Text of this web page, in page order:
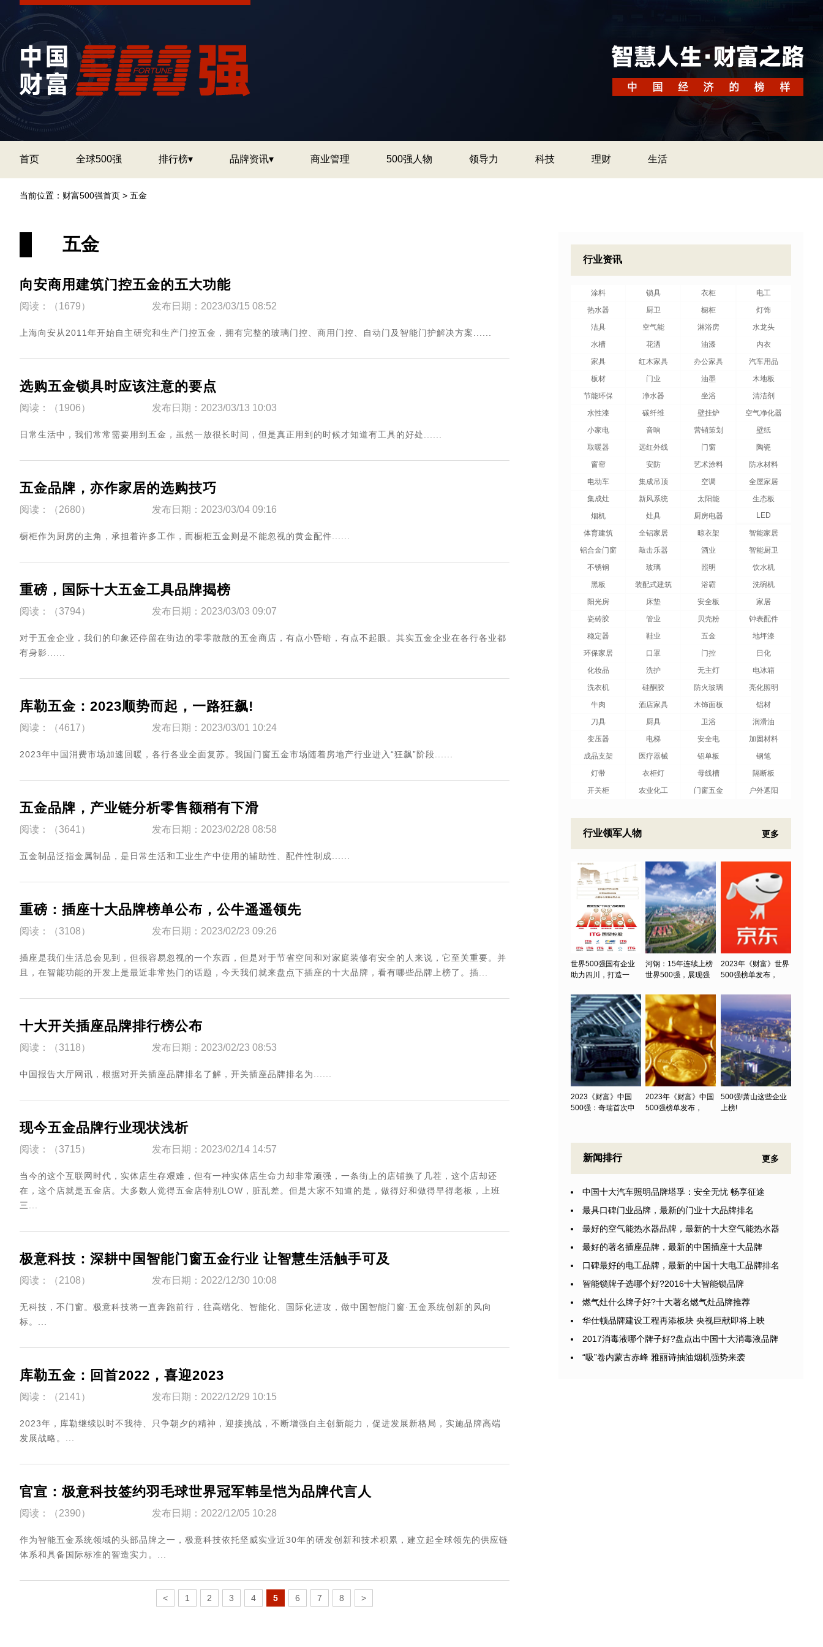
首页 全球500强 排行榜▾ 品牌资讯▾ 商业管理 500强人物 领导力 科技 理财 生活
当前位置： 财富500强首页 > 五金
五金
向安商用建筑门控五金的五大功能
阅读：（1679） 发布日期：2023/03/15 08:52
​上海向安从2011年开始自主研究和生产门控五金，拥有完整的玻璃门控、商用门控、自动门及智能门护解决方案......
选购五金锁具时应该注意的要点
阅读：（1906） 发布日期：2023/03/13 10:03
​日常生活中，我们常常需要用到五金，虽然一放很长时间，但是真正用到的时候才知道有工具的好处......
五金品牌，亦作家居的选购技巧
阅读：（2680） 发布日期：2023/03/04 09:16
​橱柜作为厨房的主角，承担着许多工作，而橱柜五金则是不能忽视的黄金配件......
重磅，国际十大五金工具品牌揭榜
阅读：（3794） 发布日期：2023/03/03 09:07
​对于五金企业，我们的印象还停留在街边的零零散散的五金商店，有点小昏暗，有点不起眼。其实五金企业在各行各业都
有身影......
库勒五金：2023顺势而起，一路狂飙!
阅读：（4617） 发布日期：2023/03/01 10:24
​2023年中国消费市场加速回暖，各行各业全面复苏。我国门窗五金市场随着房地产行业进入“狂飙”阶段......
五金品牌，产业链分析零售额稍有下滑
阅读：（3641） 发布日期：2023/02/28 08:58
五金制品泛指金属制品，是日常生活和工业生产中使用的辅助性、配件性制成......
重磅：插座十大品牌榜单公布，公牛遥遥领先
阅读：（3108） 发布日期：2023/02/23 09:26
插座是我们生活总会见到，但很容易忽视的一个东西，但是对于节省空间和对家庭装修有安全的人来说，它至关重要。并
且，在智能功能的开发上是最近非常热门的话题，今天我们就来盘点下插座的十大品牌，看有哪些品牌上榜了。插...
十大开关插座品牌排行榜公布
阅读：（3118） 发布日期：2023/02/23 08:53
​中国报告大厅网讯，根据对开关插座品牌排名了解，开关插座品牌排名为......
现今五金品牌行业现状浅析
阅读：（3715） 发布日期：2023/02/14 14:57
当今的这个互联网时代，实体店生存艰难，但有一种实体店生命力却非常顽强，一条街上的店铺换了几茬，这个店却还
在，这个店就是五金店。大多数人觉得五金店特别LOW，脏乱差。但是大家不知道的是，做得好和做得早得老板，上班
三...
极意科技：深耕中国智能门窗五金行业 让智慧生活触手可及
阅读：（2108） 发布日期：2022/12/30 10:08
无科技，不门窗。极意科技将一直奔跑前行，往高端化、智能化、国际化进攻，做中国智能门窗·五金系统创新的风向
标。...
库勒五金：回首2022，喜迎2023
阅读：（2141） 发布日期：2022/12/29 10:15
2023年，库勒继续以时不我待、只争朝夕的精神，迎接挑战，不断增强自主创新能力，促进发展新格局，实施品牌高端
发展战略。...
官宣：极意科技签约羽毛球世界冠军韩呈恺为品牌代言人
阅读：（2390） 发布日期：2022/12/05 10:28
作为智能五金系统领域的头部品牌之一，极意科技依托坚威实业近30年的研发创新和技术积累，建立起全球领先的供应链
体系和具备国际标准的智造实力。...
< 1 2 3 4 5 6 7 8 >
行业资讯
涂料 锁具 衣柜
电工
热水器
厨卫 橱柜
灯饰
洁具
空气能 淋浴房
水龙头
水槽
花洒 油漆
内衣
家具
红木家具 办公家具
汽车用品
板材
门业 油墨
木地板
节能环保
净水器 坐浴
清洁剂
水性漆
碳纤维 壁挂炉
空气净化器
小家电
音响 营销策划
壁纸
取暖器
远红外线 门窗
陶瓷
窗帘
安防 艺术涂料
防水材料
电动车
集成吊顶 空调
全屋家居
集成灶
新风系统 太阳能
生态板
烟机
灶具 厨房电器 LED
体育建筑 全铝家居 晾衣架
智能家居
铝合金门窗
敲击乐器 酒业
智能厨卫
不锈钢
玻璃 照明
饮水机
黑板
装配式建筑 浴霸
洗碗机
阳光房
床垫 安全板
家居
瓷砖胶
管业 贝壳粉
钟表配件
稳定器
鞋业 五金
地坪漆
环保家居
口罩 门控
日化
化妆品
洗护 无主灯
电冰箱
洗衣机
硅酮胶 防火玻璃
亮化照明
牛肉
酒店家具 木饰面板
铝材
刀具
厨具 卫浴
润滑油
变压器
电梯 安全电
加固材料
成品支架
医疗器械 铝单板
钢笔
灯带
衣柜灯 母线槽
隔断板
开关柜
农业化工 门窗五金 户外遮阳
行业领军人物 更多
世界500强国有企业
助力四川，打造一
河钢：15年连续上榜
世界500强，展现强
2023年《财富》世界
500强榜单发布，
2023《财富》中国
500强：奇瑞首次申
2023年《财富》中国
500强榜单发布，
500强!萧山这些企业
上榜!
新闻排行 更多
中国十大汽车照明品牌塔孚：安全无忧 畅享征途
最具口碑门业品牌，最新的门业十大品牌排名
最好的空气能热水器品牌，最新的十大空气能热水器
最好的著名插座品牌，最新的中国插座十大品牌
口碑最好的电工品牌，最新的中国十大电工品牌排名
智能锁牌子选哪个好?2016十大智能锁品牌
燃气灶什么牌子好?十大著名燃气灶品牌推荐
华仕顿品牌建设工程再添板块 央视巨献即将上映
2017消毒液哪个牌子好?盘点出中国十大消毒液品牌
“吸”卷内蒙古赤峰 雅丽诗抽油烟机强势来袭